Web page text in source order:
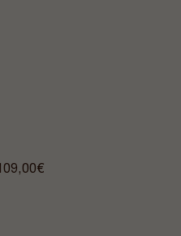
109,00€